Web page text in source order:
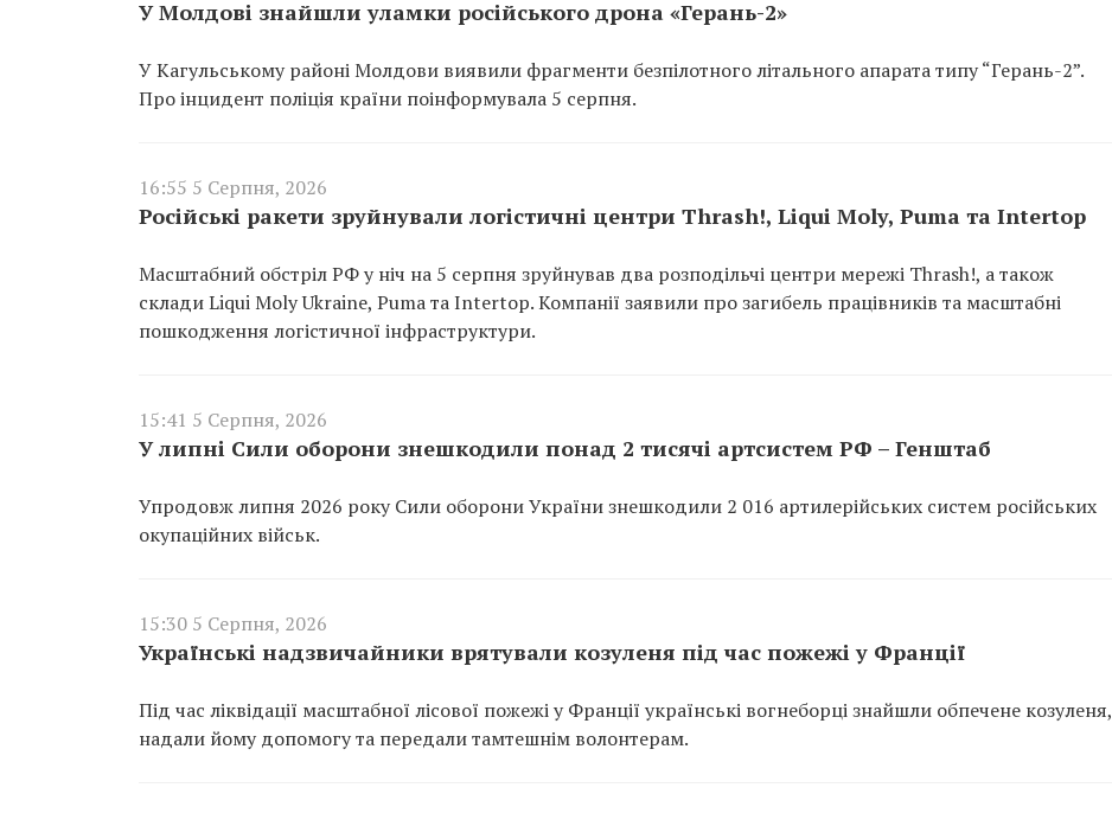
У Молдові знайшли уламки російського дрона «Герань-2»
У Кагульському районі Молдови виявили фрагменти безпілотного літального апарата типу “Герань-2”.
Про інцидент поліція країни поінформувала 5 серпня.
16:55 5 Серпня, 2026
Російські ракети зруйнували логістичні центри Thrash!, Liqui Moly, Puma та Intertop
Масштабний обстріл РФ у ніч на 5 серпня зруйнував два розподільчі центри мережі Thrash!, а також
склади Liqui Moly Ukraine, Puma та Intertop. Компанії заявили про загибель працівників та масштабні
пошкодження логістичної інфраструктури.
15:41 5 Серпня, 2026
У липні Сили оборони знешкодили понад 2 тисячі артсистем РФ – Генштаб
Упродовж липня 2026 року Сили оборони України знешкодили 2 016 артилерійських систем російських
окупаційних військ.
15:30 5 Серпня, 2026
Українські надзвичайники врятували козуленя під час пожежі у Франції
Під час ліквідації масштабної лісової пожежі у Франції українські вогнеборці знайшли обпечене козуленя,
надали йому допомогу та передали тамтешнім волонтерам.